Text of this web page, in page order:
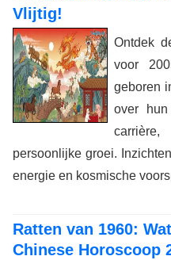
Vlijtig!
Ontdek
voor
geboren
over
persoonlijke groei.
energie en kosmische
Ratten van 1960:
Chinese Horoscoop